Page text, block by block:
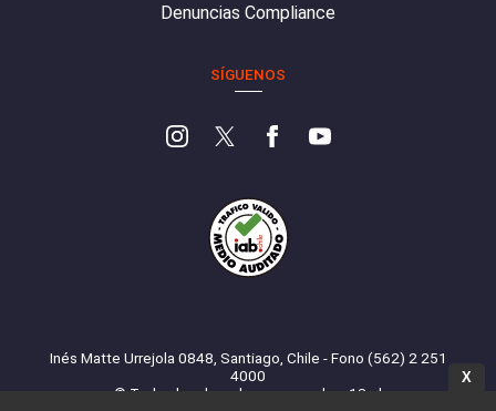
Denuncias Compliance
SÍGUENOS
Inés Matte Urrejola 0848, Santiago, Chile - Fono (562) 2 251
4000
© Todos los derechos reservados. 13.cl
X